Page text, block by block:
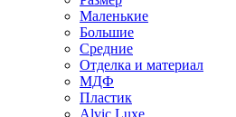
Маленькие
Большие
Средние
Отделка и материал
МДФ
Пластик
Alvic Luxe